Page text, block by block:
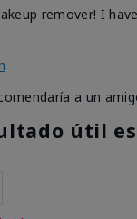
remover! I
a un
útil